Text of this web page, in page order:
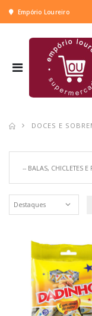
Empório Loureiro
DOCES E